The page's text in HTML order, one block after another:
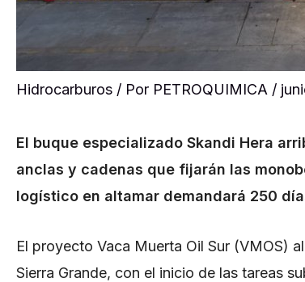
Hidrocarburos / Por PETROQUIMICA /
El buque especializado Skandi Hera
anclas y cadenas que fijarán las
logístico en altamar demandará 250
El proyecto Vaca Muerta Oil Sur (VMOS)
Sierra Grande, con el inicio de las tareas